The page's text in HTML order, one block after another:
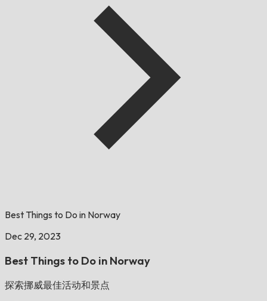
Best Things to Do in Norway
Dec 29, 2023
Best Things to Do in Norway
探索挪威最佳活动和景点